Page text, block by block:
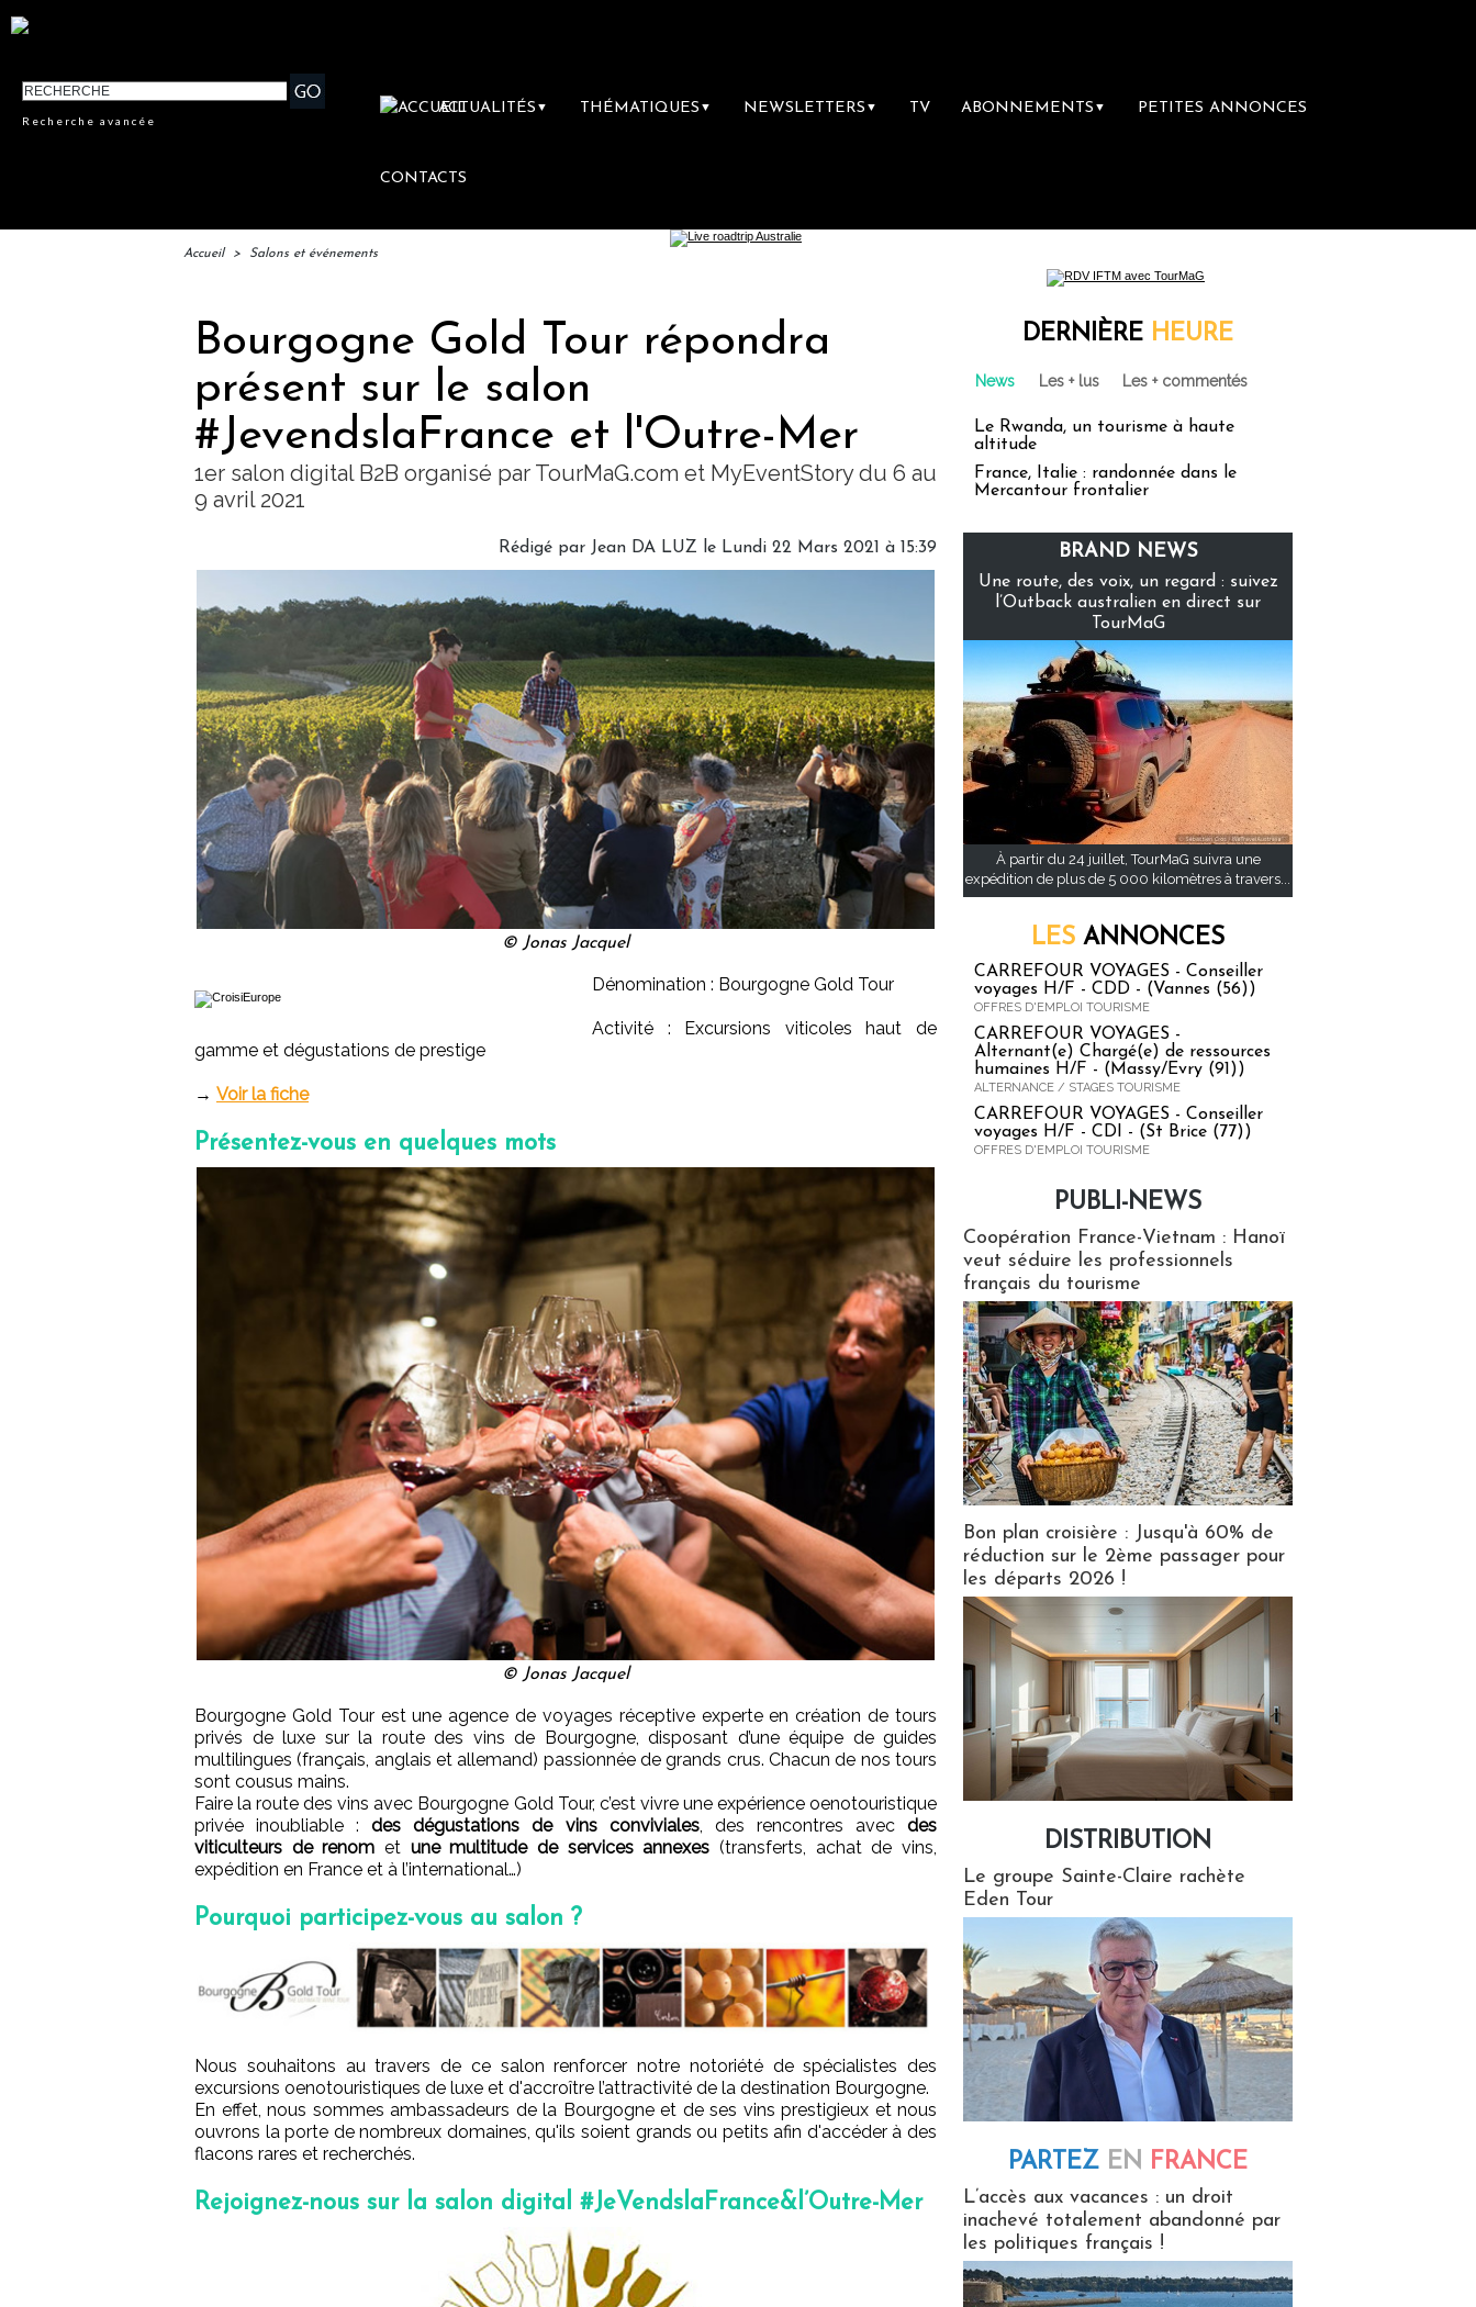
Recherche avancée
ACTUALITÉS ▼ THÉMATIQUES ▼ NEWSLETTERS ▼ TV ABONNEMENTS ▼ PETITES ANNONCES
CONTACTS
Accueil > Salons et événements
Bourgogne Gold Tour répondra
présent sur le salon
#JevendslaFrance et l'Outre-Mer
1er salon digital B2B organisé par TourMaG.com et MyEventStory du 6 au
9 avril 2021
Rédigé par Jean DA LUZ le Lundi 22 Mars 2021 à 15:39
© Jonas Jacquel
Dénomination : Bourgogne Gold Tour
Activité : Excursions viticoles haut de
gamme et dégustations de prestige
→ Voir la fiche
Présentez-vous en quelques mots
© Jonas Jacquel
Bourgogne Gold Tour est une agence de voyages réceptive experte en création de tours
privés de luxe sur la route des vins de Bourgogne, disposant d’une équipe de guides
multilingues (français, anglais et allemand) passionnée de grands crus. Chacun de nos tours
sont cousus mains.
Faire la route des vins avec Bourgogne Gold Tour, c’est vivre une expérience oenotouristique
privée inoubliable :des dégustations de vins conviviales, des rencontres avecdes
viticulteurs de renom et une multitude de services annexes (transferts, achat de vins,
expédition en France et à l’international…)
Pourquoi participez-vous au salon ?
Nous souhaitons au travers de ce salon renforcer notre notoriété de spécialistes des
excursions oenotouristiques de luxe et d'accroître l’attractivité de la destination Bourgogne.
En effet, nous sommes ambassadeurs de la Bourgogne et de ses vins prestigieux et nous
ouvrons la porte de nombreux domaines, qu'ils soient grands ou petits afin d'accéder à des
flacons rares et recherchés.
Rejoignez-nous sur la salon digital #JeVendslaFrance&l’Outre-Mer
DERNIÈRE HEURE
News Les + lus Les + commentés
Le Rwanda, un tourisme à haute
altitude
France, Italie : randonnée dans le
Mercantour frontalier
BRAND NEWS
Une route, des voix, un regard : suivez
l’Outback australien en direct sur
TourMaG
À partir du 24 juillet, TourMaG suivra une
expédition de plus de 5 000 kilomètres à travers...
LES ANNONCES
CARREFOUR VOYAGES - Conseiller
voyages H/F - CDD - (Vannes (56))
OFFRES D'EMPLOI TOURISME
CARREFOUR VOYAGES -
Alternant(e) Chargé(e) de ressources
humaines H/F - (Massy/Evry (91))
ALTERNANCE / STAGES TOURISME
CARREFOUR VOYAGES - Conseiller
voyages H/F - CDI - (St Brice (77))
OFFRES D'EMPLOI TOURISME
PUBLI-NEWS
Coopération France-Vietnam : Hanoï
veut séduire les professionnels
français du tourisme
Bon plan croisière : Jusqu'à 60% de
réduction sur le 2ème passager pour
les départs 2026 !
DISTRIBUTION
Le groupe Sainte-Claire rachète
Eden Tour
PARTEZ EN FRANCE
L’accès aux vacances : un droit
inachevé totalement abandonné par
les politiques français !